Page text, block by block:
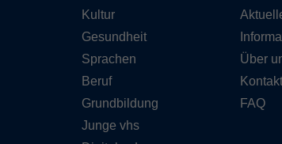
Kultur
Gesundheit
Sprachen
Beruf
Grundbildung
Junge vhs
Über
Kontakt
FAQ